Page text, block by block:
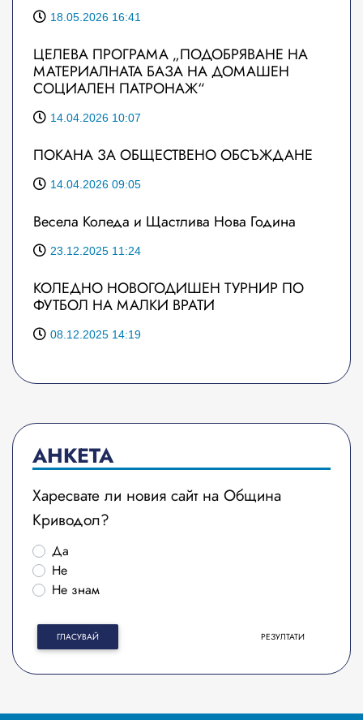
18.05.2026 16:41
ЦЕЛЕВА ПРОГРАМА „ПОДОБРЯВАНЕ НА
МАТЕРИАЛНАТА БАЗА НА ДОМАШЕН
СОЦИАЛЕН ПАТРОНАЖ“
14.04.2026 10:07
ПОКАНА ЗА ОБЩЕСТВЕНО ОБСЪЖДАНЕ
14.04.2026 09:05
Весела Коледа и Щастлива Нова Година
23.12.2025 11:24
КОЛЕДНО НОВОГОДИШЕН ТУРНИР ПО
ФУТБОЛ НА МАЛКИ ВРАТИ
08.12.2025 14:19
АНКЕТА
Харесвате ли новия сайт на Община
Криводол?
Да
Не
Не знам
ГЛАСУВАЙ РЕЗУЛТАТИ